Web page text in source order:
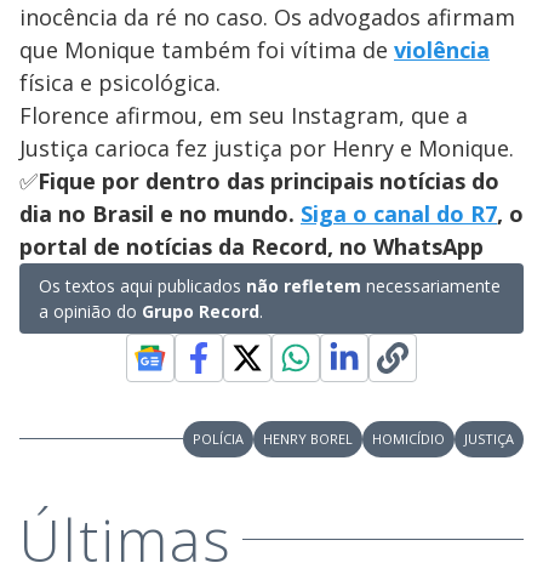
inocência da ré no caso. Os advogados afirmam
que Monique também foi vítima de violência
física e psicológica.
Florence afirmou, em seu Instagram, que a
Justiça carioca fez justiça por Henry e Monique.
✅Fique por dentro das principais notícias do
dia no Brasil e no mundo. Siga o canal do R7, o
portal de notícias da Record, no WhatsApp
Os textos aqui publicados não refletem necessariamente
a opinião do Grupo Record.
POLÍCIA HENRY BOREL HOMICÍDIO JUSTIÇA
Últimas